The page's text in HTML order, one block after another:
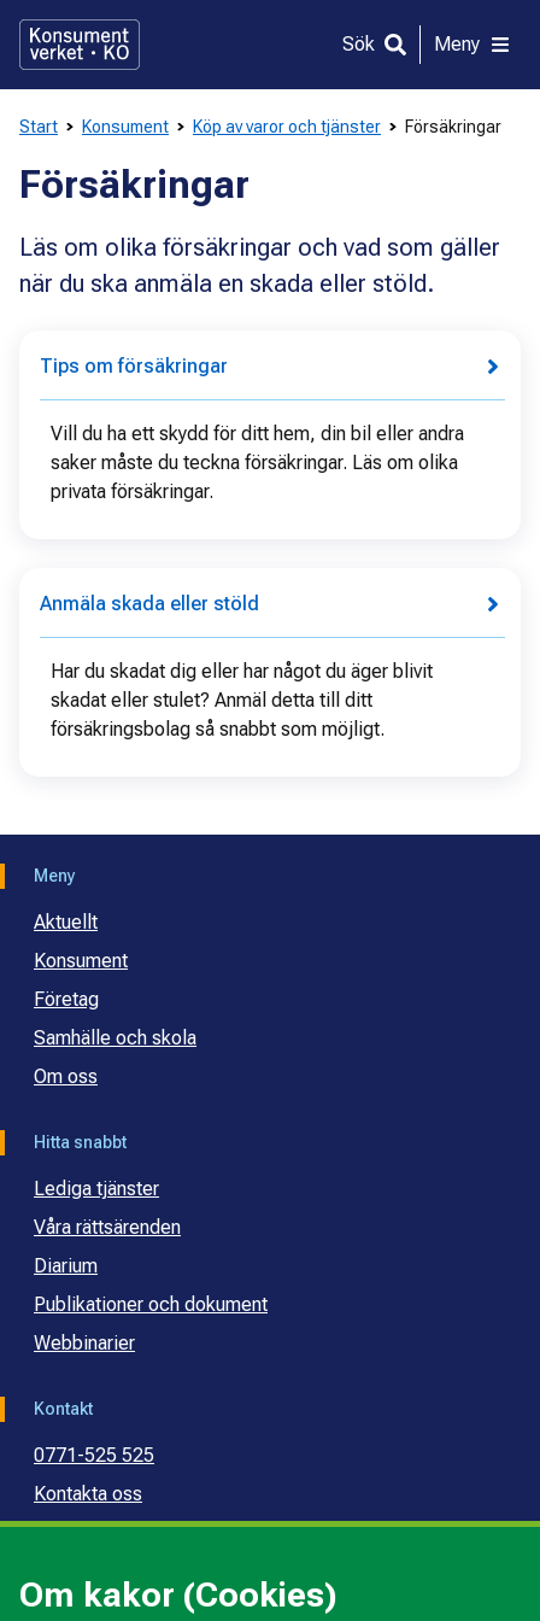
Om kakor (Cookies)
direkt
innehållet
Sök Meny
Start Konsument Köp av varor och tjänster Försäkringar
Försäkringar
Läs om olika försäkringar och vad som gäller
när du ska anmäla en skada eller stöld.
Tips om försäkringar
Vill du ha ett skydd för ditt hem, din bil eller andra
saker måste du teckna försäkringar. Läs om olika
privata försäkringar.
Anmäla skada eller stöld
Har du skadat dig eller har något du äger blivit
skadat eller stulet? Anmäl detta till ditt
försäkringsbolag så snabbt som möjligt.
Meny
Aktuellt
Konsument
Företag
Samhälle och skola
Om oss
Hitta snabbt
Lediga tjänster
Våra rättsärenden
Diarium
Publikationer och dokument
Webbinarier
Kontakt
0771-525 525
Kontakta oss
Press
Kommunal budget- och skuldrådgivning